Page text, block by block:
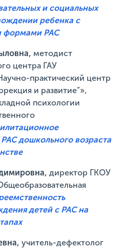
и социальных
ребенка с
формами РАС
методист
центра ГАУ
практический центр
и развитие”»,
психологии
дошкольного возраста
директор ГКОУ
детей с РАС на
учитель-дефектолог